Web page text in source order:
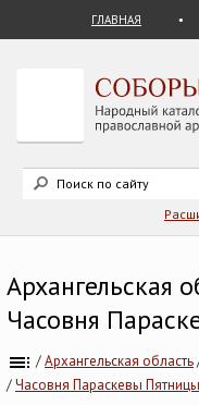
ГЛАВНАЯ
Архангельская
Часовня
/Архангельская область
/Часовня Параскевы Пятницы